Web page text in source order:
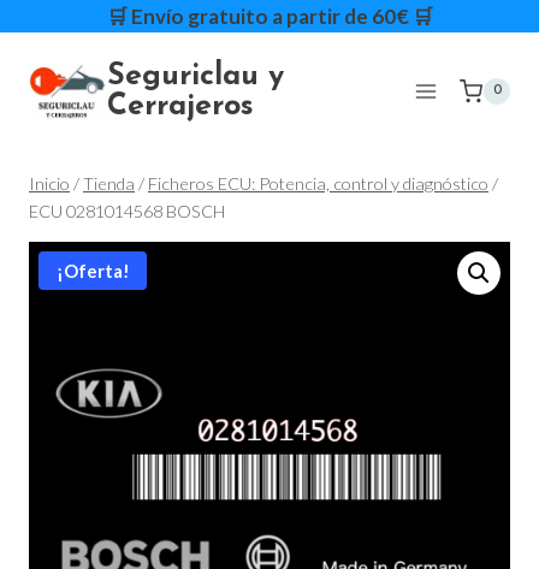
contenido
🛒 Envío gratuito a partir de 60€ 🛒
Seguriclau y
Cerrajeros
0
Inicio /Tienda / Ficheros ECU: Potencia, control y diagnóstico /
ECU 0281014568 BOSCH
¡Oferta!